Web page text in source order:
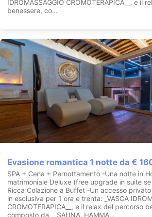
IDROMASSAGGIO CROMOTERAPICA__, e il
benessere, co...
Evasione romantica 1 notte da €
SPA + Cena + Pernottamento -Una notte in
matrimoniale Deluxe (free upgrade in suite
Ricca Colazione a Buffet -Un accesso privato
in esclusiva per 1 ora e trenta: _VASCA
CROMOTERAPICA__, e il relax del percorso
composto da __SAUNA, HAMMA...